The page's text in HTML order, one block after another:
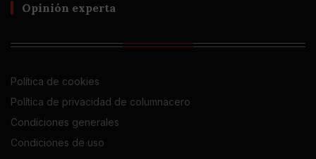
Opinión experta
Política de cookies
Política de privacidad de columnacero
Condiciones generales
Condiciones de uso